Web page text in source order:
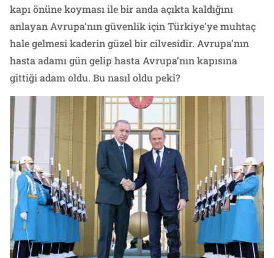
kapı önüne koyması ile bir anda açıkta kaldığını
anlayan Avrupa’nın güvenlik için Türkiye’ye muhtaç
hale gelmesi kaderin güzel bir cilvesidir. Avrupa’nın
hasta adamı gün gelip hasta Avrupa’nın kapısına
gittiği adam oldu. Bu nasıl oldu peki?